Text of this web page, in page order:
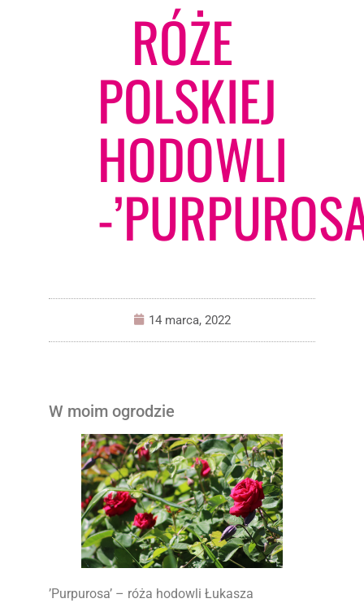
RÓŻE
POLSKIEJ
HODOWLI
-
14 marca, 2022
W moim ogrodzie
’Purpurosa’ – róża hodowli Łukasza